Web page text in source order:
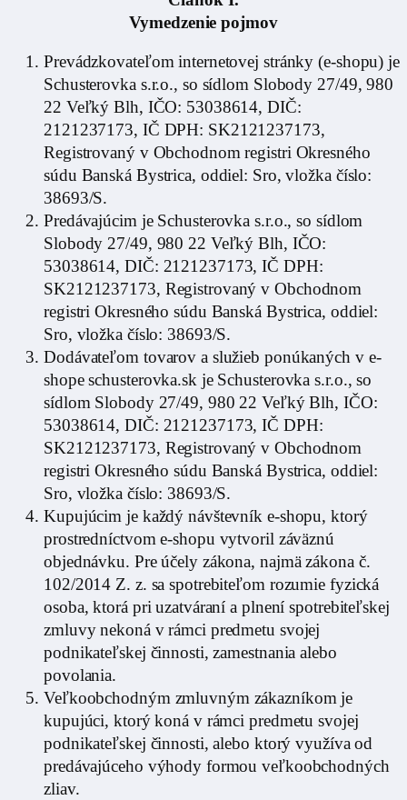
Vymedzenie pojmov
Prevádzkovateľom internetovej stránky (e-shopu) je
Schusterovka s.r.o., so sídlom Slobody 27/49, 980
22 Veľký Blh, IČO: 53038614, DIČ:
2121237173, IČ DPH: SK2121237173,
Registrovaný v Obchodnom registri Okresného
súdu Banská Bystrica, oddiel: Sro, vložka číslo:
38693/S.
Predávajúcim je Schusterovka s.r.o., so sídlom
Slobody 27/49, 980 22 Veľký Blh, IČO:
53038614, DIČ: 2121237173, IČ DPH:
SK2121237173, Registrovaný v Obchodnom
registri Okresného súdu Banská Bystrica, oddiel:
Sro, vložka číslo: 38693/S.
Dodávateľom tovarov a služieb ponúkaných v e-
shope schusterovka.sk je Schusterovka s.r.o., so
sídlom Slobody 27/49, 980 22 Veľký Blh, IČO:
53038614, DIČ: 2121237173, IČ DPH:
SK2121237173, Registrovaný v Obchodnom
registri Okresného súdu Banská Bystrica, oddiel:
Sro, vložka číslo: 38693/S.
Kupujúcim je každý návštevník e-shopu, ktorý
prostredníctvom e-shopu vytvoril záväznú
objednávku. Pre účely zákona, najmä zákona č.
102/2014 Z. z. sa spotrebiteľom rozumie fyzická
osoba, ktorá pri uzatváraní a plnení spotrebiteľskej
zmluvy nekoná v rámci predmetu svojej
podnikateľskej činnosti, zamestnania alebo
povolania.
Veľkoobchodným zmluvným zákazníkom je
kupujúci, ktorý koná v rámci predmetu svojej
podnikateľskej činnosti, alebo ktorý využíva od
predávajúceho výhody formou veľkoobchodných
zliav.